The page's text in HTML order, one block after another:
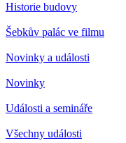
Historie budovy
Šebkův palác ve filmu
Novinky a události
Novinky
Události a semináře
Všechny události